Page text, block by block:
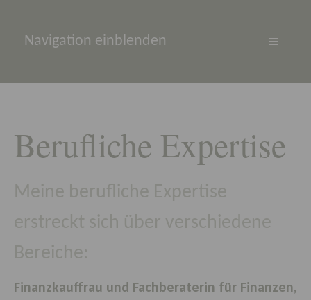
Navigation einblenden
Berufliche Expertise
Meine berufliche Expertise
erstreckt sich über verschiedene
Bereiche:
Finanzkauffrau und Fachberaterin für Finanzen,